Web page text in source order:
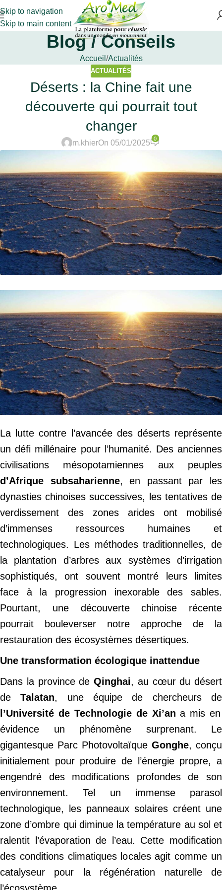
Skip to navigation
Skip to main content
Blog / Conseils
Accueil Actualités
ACTUALITÉS
Déserts : la Chine fait une
découverte qui pourrait tout
changer
m.khierOn 05/01/2025
0
La lutte contre l’avancée des déserts représente
un défi millénaire pour l’humanité. Des anciennes
civilisations mésopotamiennes aux peuples
d’Afrique subsaharienne, en passant par les
dynasties chinoises successives, les tentatives de
verdissement des zones arides ont mobilisé
d’immenses ressources humaines et
technologiques. Les méthodes traditionnelles, de
la plantation d’arbres aux systèmes d’irrigation
sophistiqués, ont souvent montré leurs limites
face à la progression inexorable des sables.
Pourtant, une découverte chinoise récente
pourrait bouleverser notre approche de la
restauration des écosystèmes désertiques.
Une transformation écologique inattendue
Dans la province de Qinghai, au cœur du désert
deTalatan, une équipe de chercheurs de
l’Université de Technologie de Xi’an a mis en
évidence un phénomène surprenant. Le
gigantesque Parc Photovoltaïque Gonghe, conçu
initialement pour produire de l’énergie propre, a
engendré des modifications profondes de son
environnement. Tel un immense parasol
technologique, les panneaux solaires créent une
zone d’ombre qui diminue la température au sol et
ralentit l’évaporation de l’eau. Cette modification
des conditions climatiques locales agit comme un
catalyseur pour la régénération naturelle de